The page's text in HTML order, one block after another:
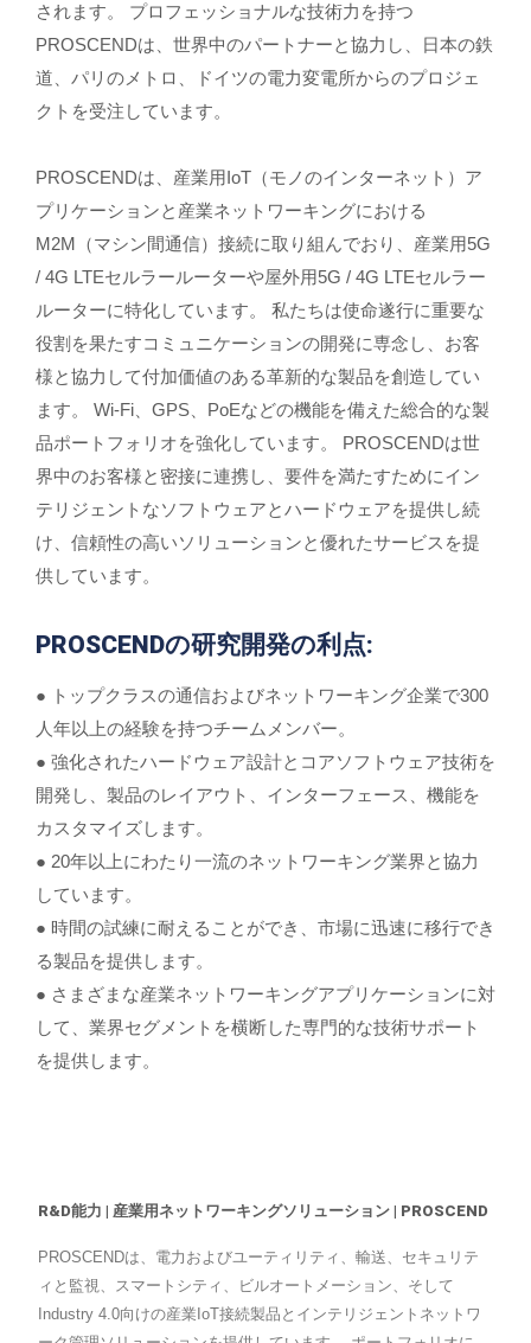
されます。 プロフェッショナルな技術力を持つ
PROSCENDは、世界中のパートナーと協力し、日本の鉄
道、パリのメトロ、ドイツの電力変電所からのプロジェ
クトを受注しています。
PROSCENDは、産業用IoT（モノのインターネット）ア
プリケーションと産業ネットワーキングにおける
M2M（マシン間通信）接続に取り組んでおり、産業用5G
/ 4G LTEセルラールーターや屋外用5G / 4G LTEセルラー
ルーターに特化しています。 私たちは使命遂行に重要な
役割を果たすコミュニケーションの開発に専念し、お客
様と協力して付加価値のある革新的な製品を創造してい
ます。 Wi-Fi、GPS、PoEなどの機能を備えた総合的な製
品ポートフォリオを強化しています。 PROSCENDは世
界中のお客様と密接に連携し、要件を満たすためにイン
テリジェントなソフトウェアとハードウェアを提供し続
け、信頼性の高いソリューションと優れたサービスを提
供しています。
PROSCENDの研究開発の利点:
● トップクラスの通信およびネットワーキング企業で300
人年以上の経験を持つチームメンバー。
● 強化されたハードウェア設計とコアソフトウェア技術を
開発し、製品のレイアウト、インターフェース、機能を
カスタマイズします。
● 20年以上にわたり一流のネットワーキング業界と協力
しています。
● 時間の試練に耐えることができ、市場に迅速に移行でき
る製品を提供します。
● さまざまな産業ネットワーキングアプリケーションに対
して、業界セグメントを横断した専門的な技術サポート
を提供します。
R&D能力 | 産業用ネットワーキングソリューション | PROSCEND
PROSCENDは、電力およびユーティリティ、輸送、セキュリテ
ィと監視、スマートシティ、ビルオートメーション、そして
Industry 4.0向けの産業IoT接続製品とインテリジェントネットワ